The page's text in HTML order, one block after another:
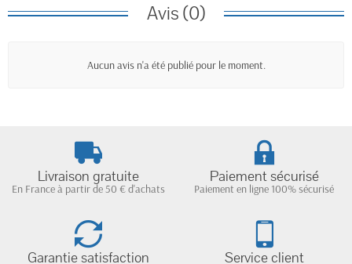
Avis (0)
Aucun avis n'a été publié pour le moment.
Livraison gratuite
En France à partir de 50 € d'achats
Paiement sécurisé
Paiement en ligne 100% sécurisé
Garantie satisfaction Service client